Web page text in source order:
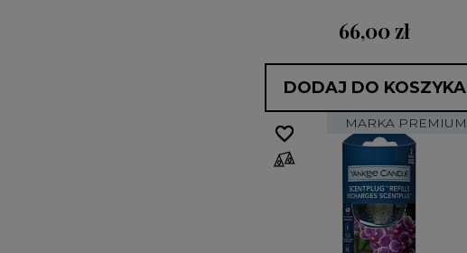
66,00 zł
DODAJ DO KOSZYKA
MARKA PREMIUM
favorite_border
favorite_border